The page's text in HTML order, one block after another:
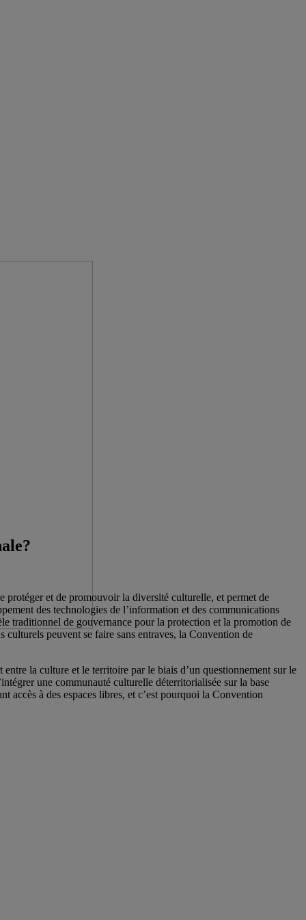
et de promouvoir la diversité culturelle, et permet de
des technologies de l’information et des communications
traditionnel de gouvernance pour la protection et la promotion de
peuvent se faire sans entraves, la Convention de
la culture et le territoire par le biais d’un questionnement sur le
une communauté culturelle déterritorialisée sur la base
accès à des espaces libres, et c’est pourquoi la Convention